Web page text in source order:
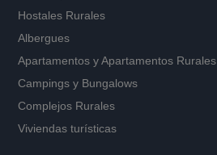
Hostales Rurales
Albergues
Apartamentos yApartamentos Rurales
Campings y Bungalows
Complejos Rurales
Viviendas turísticas